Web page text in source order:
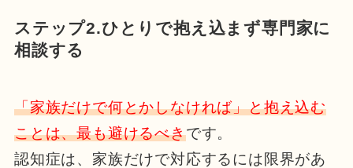
ステップ2.ひとりで抱え込まず専門家に
相談する
「家族だけで何とかしなければ」と抱え込む
ことは、最も避けるべきです。
認知症は、家族だけで対応するには限界があ